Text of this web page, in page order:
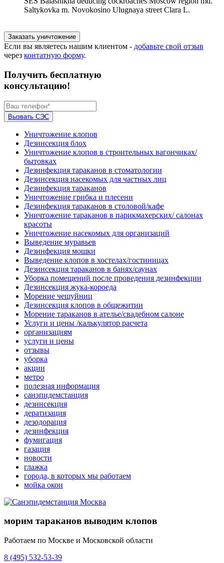
Saltykovka m. Novokosino Ulugnaya street Clara L.
Заказать уничтожение
Если вы являетесь нашим клиентом - добавьте свой отзыв
через контатную форму.
Получить бесплатную
консультацию!
Вызвать СЭС
Уничтожение клопов
Дезинсекция блох
Уничтожение клопов в строительных вагончиках/
бытовках
Дезинфекция тараканов в стоматологии
Дезинсекция насекомых для частных лиц
Дезинфекция тараканов
Уничтожение грибка и плесени
Дезинфекция тараканов в столовой/кафе
Уничтожение тараканов в парикмахерских/ салонах
красоты
Уничтожение насекомых для организаций
Выведение муравьев
Дезинфекция мошки
Выведение клопов в хостелах/гостиницах
Дезинсекция тараканов в банях/саунах
Уборка помещений после проведения дезинфекции
Дезинсекция жука-короеда
Морение чешуйниц
Дезинсекция клопов в общежитии
Морение тараканов в ателье/свадебном салоне
Услуги и цены /калькулятор расчета
организациям
услуги и цены
отзывы
уборка
акции
метро
полезная информация
санэпидемстанция
дезинсекция
дератизация
дезодорация
дезинфекция
фумигация
газация
новости
глажка
города, в которых мы работаем
мойка окон
морим тараканов выводим клопов
Работаем по Москве и Московской области
8 (495) 532-53-39